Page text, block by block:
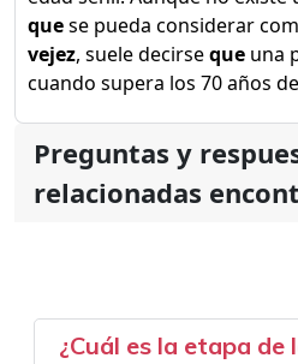
quese pueda considerar
vejez, suele decirseque una
cuando supera los 70 años
Preguntas y
relacionadas
¿Cuál es la etapa de